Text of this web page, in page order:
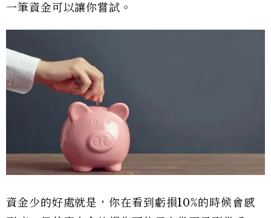
一筆資金可以讓你嘗試。
資金少的好處就是，你在看到虧損10%的時候會感